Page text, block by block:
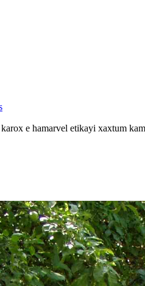
e hamarvel etikayi xaxtum